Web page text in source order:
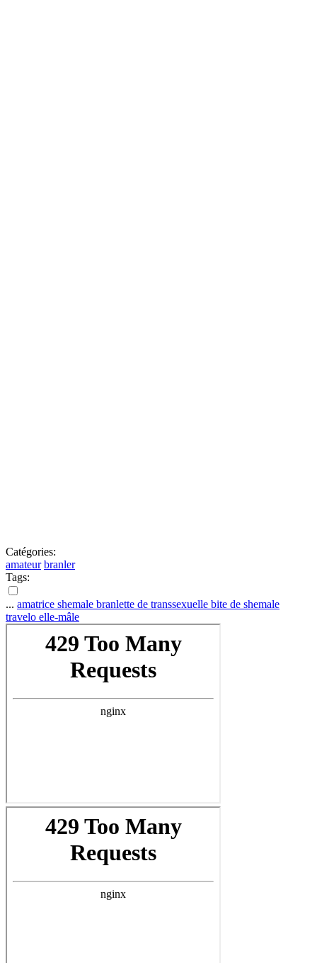
Catégories:
amateur branler
Tags:
... amatrice shemale branlette de transsexuelle bite de shemale
travelo elle-mâle